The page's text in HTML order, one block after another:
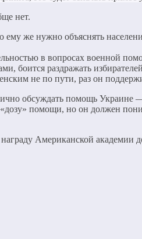
нет.
ему же нужно объяснять
в вопросах военной
боится раздражать
не по пути, раз он
обсуждать помощь
помощи, но он должен
Американской академии